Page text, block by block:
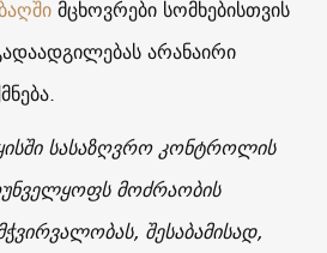
მცხოვრები სომხებისთვის
არანაირი
სასაზღვრო კონტროლის
მოძრაობის
შესაბამისად,